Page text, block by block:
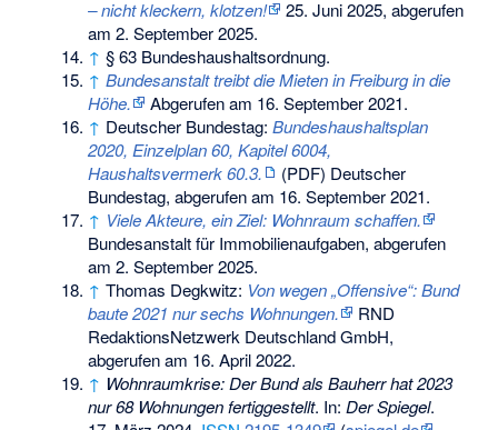
– nicht kleckern, klotzen!
25. Juni 2025, abgerufen
am 2. September 2025.
↑ § 63 Bundeshaushaltsordnung.
↑ Bundesanstalt treibt die Mieten in Freiburg in die
Höhe.
Abgerufen am 16. September 2021.
↑ Deutscher Bundestag:Bundeshaushaltsplan
2020, Einzelplan 60, Kapitel 6004,
Haushaltsvermerk 60.3.
(PDF) Deutscher
Bundestag, abgerufen am 16. September 2021.
↑ Viele Akteure, ein Ziel: Wohnraum schaffen.
Bundesanstalt für Immobilienaufgaben, abgerufen
am 2. September 2025.
↑ Thomas Degkwitz: Von wegen „Offensive“: Bund
baute 2021 nur sechs Wohnungen.
RND
RedaktionsNetzwerk Deutschland GmbH,
abgerufen am 16. April 2022.
↑ Wohnraumkrise: Der Bund als Bauherr hat 2023
nur 68 Wohnungen fertiggestellt. In:Der Spiegel.